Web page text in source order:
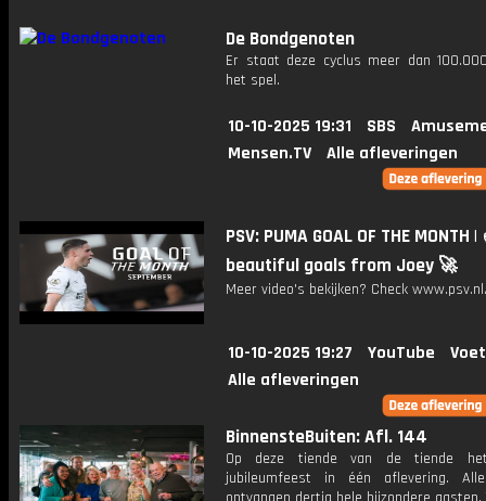
De Bondgenoten
Er staat deze cyclus meer dan
het spel.
10-10-2025 19:31 SBS
Mensen.TV
Alle afleveringen
PSV: PUMA GOAL OF THE MONTH
beautiful goals from Joey 🚀
Meer video's bekijken? Check
10-10-2025 19:27 YouTube
Alle afleveringen
BinnensteBuiten: Afl. 144
Op deze tiende van de tiende
jubileumfeest in één aflevering.